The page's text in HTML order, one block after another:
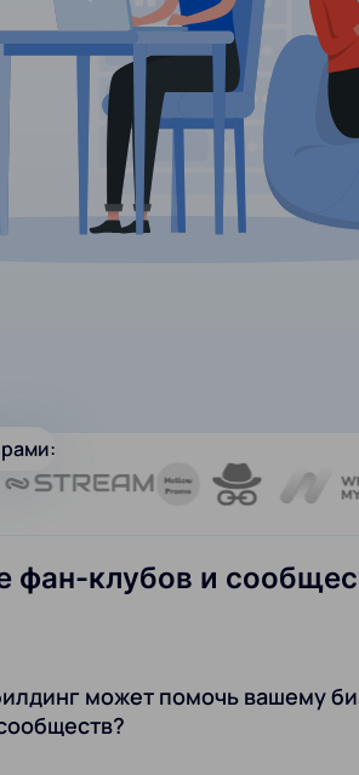
фан-клубов и
может помочь вашему